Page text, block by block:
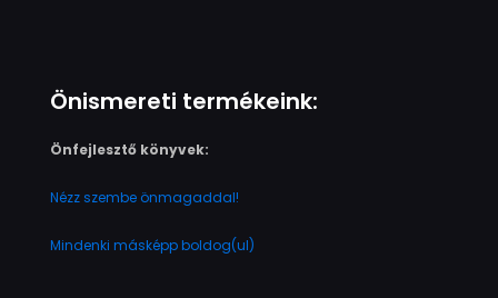
Önismereti termékeink:
Önfejlesztő könyvek:
Nézz szembe önmagaddal!
Mindenki másképp boldog(ul)